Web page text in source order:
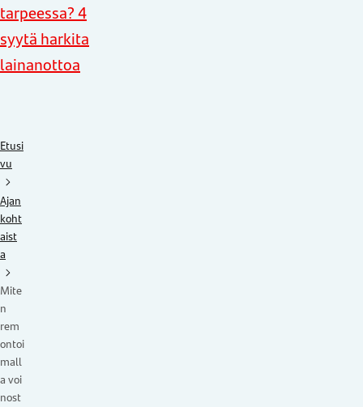
tarpeessa? 4
syytä harkita
lainanottoa
Etusi
vu
Ajan
koht
aist
a
Mite
n
rem
ontoi
mall
a voi
nost